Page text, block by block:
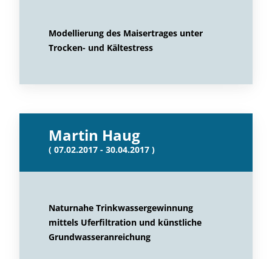
Modellierung des Maisertrages unter
Trocken- und Kältestress
Martin Haug
( 07.02.2017 - 30.04.2017 )
Naturnahe Trinkwassergewinnung
mittels Uferfiltration und künstliche
Grundwasseranreichung